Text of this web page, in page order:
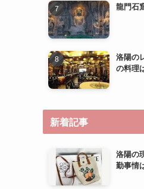
龍門石
洛陽の
の料理
新着記事
洛陽の
勤事情